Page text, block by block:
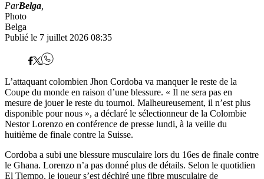
ParBelga
Photo
Belga
Publié le 7 juillet 2026 08:35
L’attaquant colombien Jhon Cordoba va manquer le reste de la
Coupe du monde en raison d’une blessure. « Il ne sera pas en
mesure de jouer le reste du tournoi. Malheureusement, il n’est plus
disponible pour nous », a déclaré le sélectionneur de la Colombie
Nestor Lorenzo en conférence de presse lundi, à la veille du
huitième de finale contre la Suisse.
Cordoba a subi une blessure musculaire lors du 16es de finale contre
le Ghana. Lorenzo n’a pas donné plus de détails. Selon le quotidien
El Tiempo, le joueur s’est déchiré une fibre musculaire de